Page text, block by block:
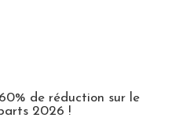
de réduction sur le
2026 !